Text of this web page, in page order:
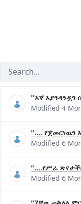
''እኛ እያንዳንዷን
Modified 4
"....
Modified 6
"....የሥራ
Modified 6